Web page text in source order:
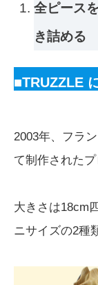
全ピース
き詰める
■TRUZZLE
2003年、フラ
て制作されたプ
大きさは18cm
ニサイズの2種